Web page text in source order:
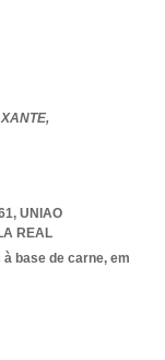
, UNIAO
REAL
base de carne, em